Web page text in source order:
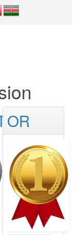
Abonnement
Argent
OR